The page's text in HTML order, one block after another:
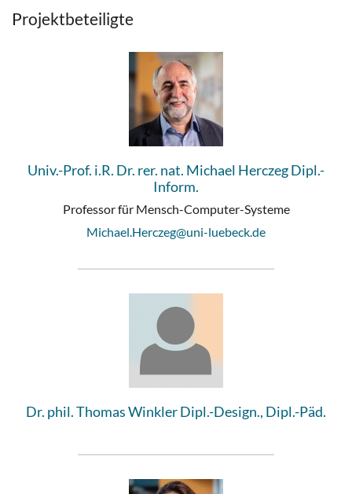
Projektbeteiligte
Univ.-Prof. i.R. Dr. rer. nat. Michael Herczeg Dipl.-
Inform.
Professor für Mensch-Computer-Systeme
Michael.Herczeg@uni-luebeck.de
Dr. phil. Thomas Winkler Dipl.-Design., Dipl.-Päd.